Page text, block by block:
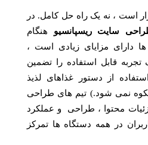
است ، نه یک راه حل کامل. در
سایت ریسپانسیو هنگام
دارای مزایای زیادی است ،
تجربه قابل استفاده را تضمین
از دستور غذاهای لذیذ
نمی شود.) تیم های طراحی
محتوا ، طراحی و عملکرد
در همه دستگاه ها تمرکز